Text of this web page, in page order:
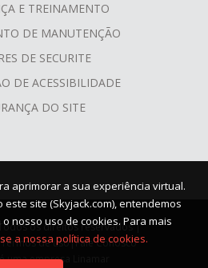
E TREINAMENTO
DE MANUTENÇÃO
DE SECURITE
DE ACESSIBILIDADE
DO SITE
os direitos reservados |
Termos de uso|Fale Conosco
uma empresa Linamar
aprimorar a sua experiência virtual.
site (Skyjack.com), entendemos
nosso uso de cookies. Para mais
a nossa política de cookies.